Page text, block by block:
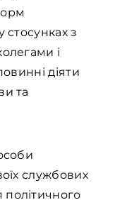
стосунках з
і
діяти
та
службових